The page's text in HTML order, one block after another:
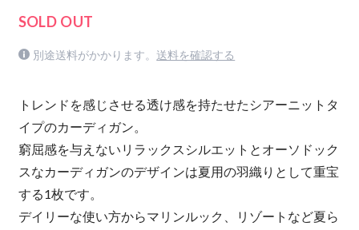
SOLD OUT
別途送料がかかります。 送料を確認する
トレンドを感じさせる透け感を持たせたシアーニットタ
イプのカーディガン。
窮屈感を与えないリラックスシルエットとオーソドック
スなカーディガンのデザインは夏用の羽織りとして重宝
する1枚です。
デイリーな使い方からマリンルック、リゾートなど夏ら